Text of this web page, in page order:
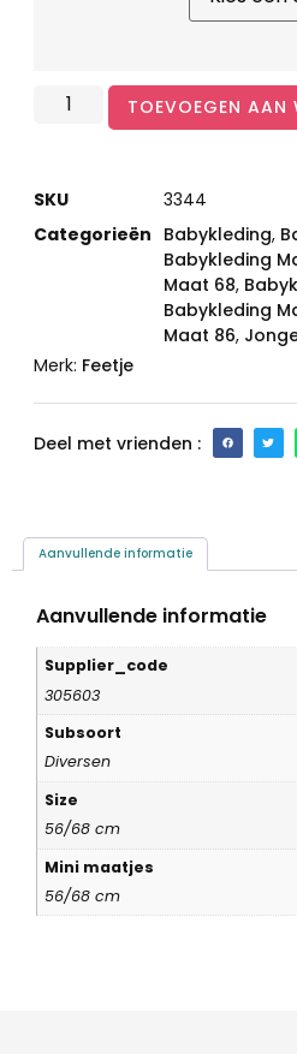
TOEVOEGEN AAN
SKU
3344
Categorieën Babykleding,
Babykleding
Maat 68,
Babykleding
Maat 86,
Merk: Feetje
Deel met vrienden :
Aanvullende informatie
Aanvullende informatie
Supplier_code
305603
Subsoort
Diversen
Size
56/68 cm
Mini maatjes
56/68 cm